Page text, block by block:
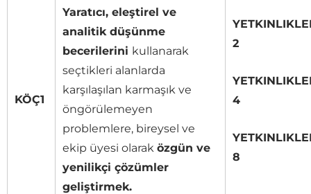
KÖÇ1
Yaratıcı, eleştirel ve
analitik düşünme
becerilerini kullanarak
seçtikleri alanlarda
karşılaşılan karmaşık ve
öngörülemeyen
problemlere, bireysel ve
ekip üyesi olarak özgün ve
yenilikçi çözümler
geliştirmek.
2
4
8